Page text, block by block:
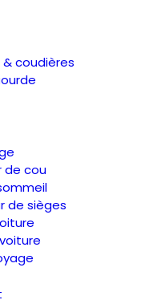
coudières
de cou
de sièges